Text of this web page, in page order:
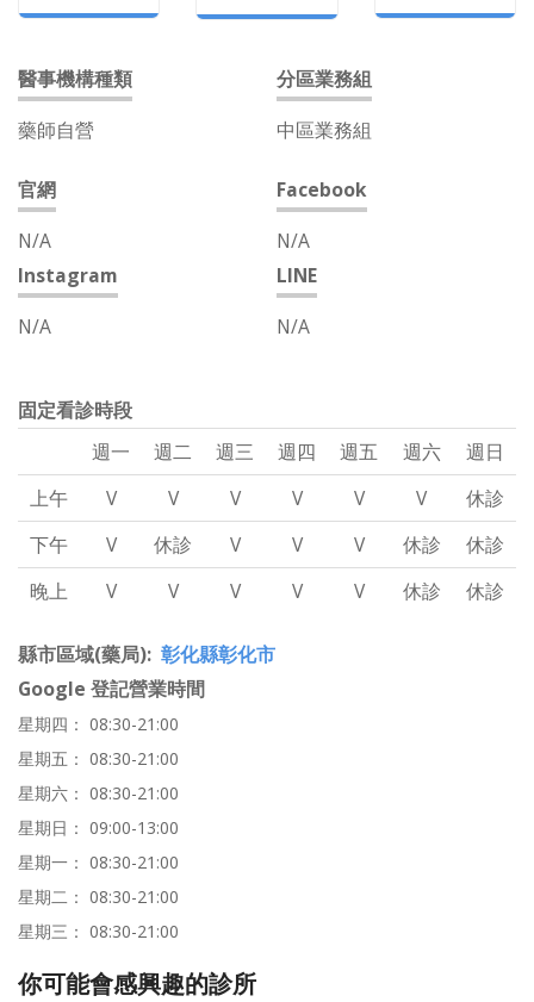
醫事機構種類
藥師自營
分區業務組
中區業務組
官網
N/A
Facebook
N/A
Instagram
N/A
LINE
N/A
固定看診時段
週一
週二 週三 週四 週五 週六
週日
上午
V V V V V V
休診
下午
V 休診 V V V 休診
休診
晚上
V V V V V 休診 休診
縣市區域(藥局) 彰化縣彰化市
Google 登記營業時間
星期四： 08:30-21:00
星期五： 08:30-21:00
星期六： 08:30-21:00
星期日： 09:00-13:00
星期一： 08:30-21:00
星期二： 08:30-21:00
星期三： 08:30-21:00
你可能會感興趣的診所